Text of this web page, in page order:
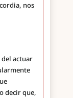
nos
actuar
decir que,